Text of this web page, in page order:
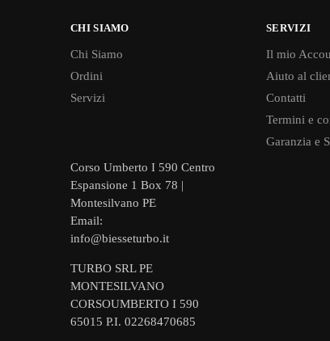
CHI SIAMO
Chi Siamo
Ordini
Servizi
Corso Umberto I 590 Centro
Espansione 1 Box 78 |
Montesilvano PE
Email:
info@biesseturbo.it
TURBO SRL PE
MONTESILVANO
CORSOUMBERTO I 590
65015 P.I. 02268470685
SERVIZI
Il mio
Aiuto al
Contatti
Termini e
Garanzia e